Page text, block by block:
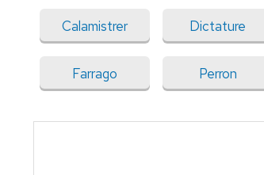
Calamistrer Dictature
Farrago Perron